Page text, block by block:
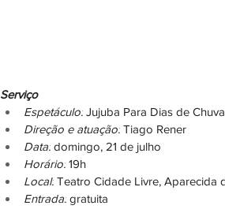
Serviço
Espetáculo: Jujuba Para Dias de Chuva
Direção e atuação: Tiago Rener
Data: domingo, 21 de julho
Horário: 19h
Local: Teatro Cidade Livre, Aparecida
Entrada: gratuita ‎